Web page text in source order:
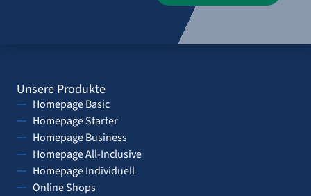
Unsere Produkte
Homepage Basic
Homepage Starter
Homepage Business
Homepage All-Inclusive
Homepage Individuell
Online Shops